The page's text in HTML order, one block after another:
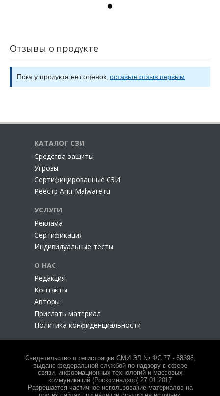
Отзывы о продукте
Пока у продукта нет оценок, оставьте отзыв первым
КАТАЛОГ СЗИ
Cредства защиты
Угрозы
Сертифицированные СЗИ
Реестр Anti-Malware.ru
УСЛУГИ
Реклама
Сертификация
Индивидуальные тесты
О НАС
Редакция
Контакты
Авторы
Прислать материал
Политика конфиденциальности
Свидетельство о регистрации СМИ ЭЛ № ФС 77 - 68398,
выдано федеральной службой по надзору в сфере
связи, информационных технологий и массовых
коммуникаций (Роскомнадзор) 27.01.2017
Разрешается частичное использование материалов на